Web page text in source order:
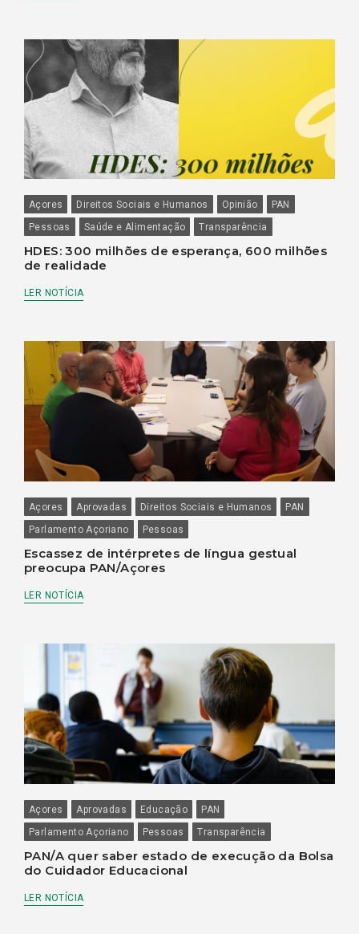
Açores Direitos Sociais e Humanos Opinião
PAN
Pessoas
Saúde e Alimentação Transparência
HDES: 300 milhões de esperança, 600 milhões
de realidade
LER NOTÍCIA
Açores Aprovadas Direitos Sociais e Humanos
PAN
Parlamento Açoriano
Pessoas
Escassez de intérpretes de língua gestual
preocupa PAN/Açores
LER NOTÍCIA
Açores Aprovadas Educação
PAN
Parlamento Açoriano
Pessoas Transparência
PAN/A quer saber estado de execução da Bolsa
do Cuidador Educacional
LER NOTÍCIA